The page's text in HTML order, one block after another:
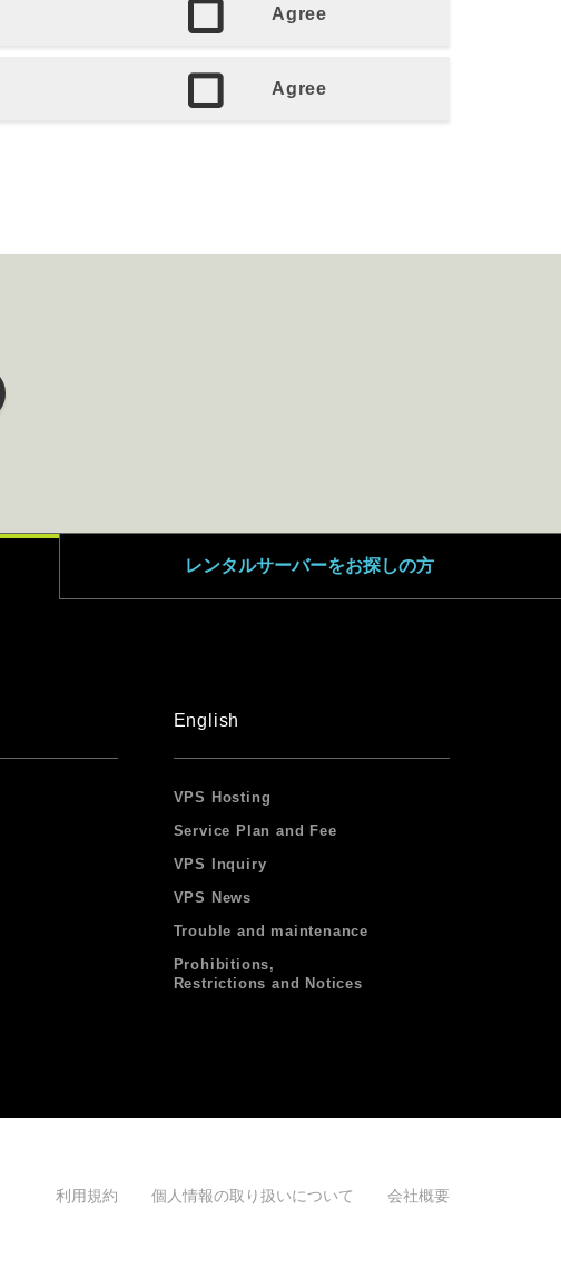
Agree
Agree
レンタルサーバーをお探しの方
English
VPS Hosting
Service Plan and Fee
VPS Inquiry
VPS News
Trouble and maintenance
Prohibitions,
Restrictions and Notices
利用規約 個人情報の取り扱いについて 会社概要